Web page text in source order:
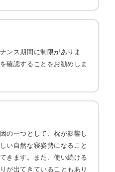
ンス期間に制限がありま
確認することをお勧めしま
の一つとして、枕が影響し
い自然な寝姿勢になること
きます。また、使い続ける
が出てきていることもあり